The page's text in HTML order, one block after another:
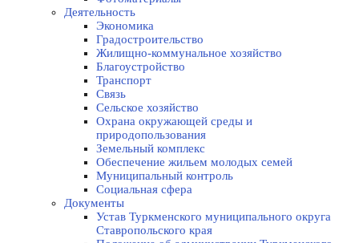
Деятельность
Экономика
Градостроительство
Жилищно-коммунальное хозяйство
Благоустройство
Транспорт
Связь
Сельское хозяйство
Охрана окружающей среды и
природопользования
Земельный комплекс
Обеспечение жильем молодых семей
Муниципальный контроль
Социальная сфера
Документы
Устав Туркменского муниципального округа
Ставропольского края